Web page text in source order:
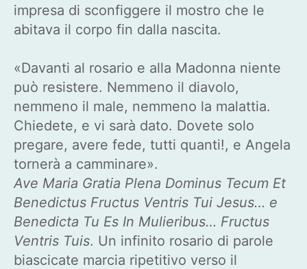
impresa di sconfiggere il mostro che le
abitava il corpo fin dalla nascita.
«Davanti al rosario e alla Madonna niente
può resistere. Nemmeno il diavolo,
nemmeno il male, nemmeno la malattia.
Chiedete, e vi sarà dato. Dovete solo
pregare, avere fede, tutti quanti!, e Angela
tornerà a camminare».
Ave Maria Gratia Plena Dominus Tecum Et
Benedictus Fructus Ventris Tui Jesus… e
Benedicta Tu Es In Mulieribus… Fructus
Ventris Tuis. Un infinito rosario di parole
biascicate marcia ripetitivo verso il